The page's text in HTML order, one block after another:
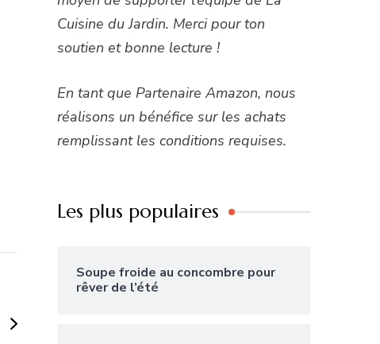
Cuisine du Jardin. Merci pour ton
soutien et bonne lecture !
En tant que Partenaire Amazon, nous
réalisons un bénéfice sur les achats
remplissant les conditions requises.
Les plus populaires
Soupe froide au concombre pour
rêver de l’été